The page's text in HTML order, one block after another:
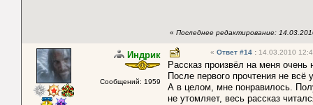
« Последнее редактирование:
Индрик
Сообщений: 1959
« Ответ #14 : 14.03.2010
Рассказ произвёл на меня очень
После первого прочтения не всё
А в целом, мне понравилось.
не утомляет, весь рассказ